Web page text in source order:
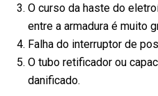
O curso da haste do
entre a armadura é muito
Falha do interruptor de
O tubo retificador ou
danificado.